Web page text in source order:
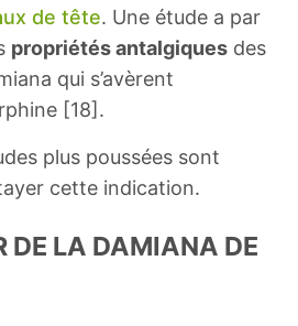
de tête. Une étude a par
propriétés antalgiques des
qui s’avèrent
[18].
plus poussées sont
cette indication.
DE LA DAMIANA DE